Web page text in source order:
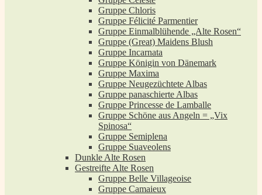
Gruppe Chloris
Gruppe Félicité Parmentier
Gruppe Einmalblühende „Alte Rosen“
Gruppe (Great) Maidens Blush
Gruppe Incarnata
Gruppe Königin von Dänemark
Gruppe Maxima
Gruppe Neugezüchtete Albas
Gruppe panaschierte Albas
Gruppe Princesse de Lamballe
Gruppe Schöne aus Angeln = „Vix
Spinosa“
Gruppe Semiplena
Gruppe Suaveolens
Dunkle Alte Rosen
Gestreifte Alte Rosen
Gruppe Belle Villageoise
Gruppe Camaieux